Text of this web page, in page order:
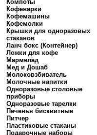
Компоты
Кофеварки
Кофемашины
Кофемолки
Крышки для одноразовых
стаканов
Ланч бокс (Контейнер)
Ложки для кофе
Мармелад
Мед и Дошаб
Молоковзбиватель
Молочные напитки
Одноразовые столовые
приборы
Одноразовые тарелки
Печенья бисквитные
Питчер
Пластиковые стаканы
Подарочные наборы